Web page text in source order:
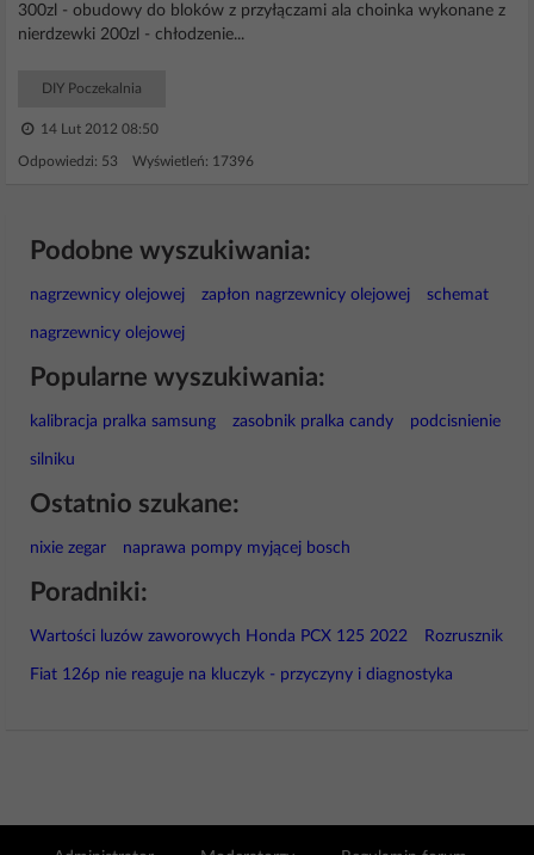
300zl - obudowy do bloków z przyłączami ala choinka wykonane z
nierdzewki 200zl - chłodzenie...
DIY Poczekalnia
14 Lut 2012 08:50
Odpowiedzi: 53 Wyświetleń: 17396
Podobne wyszukiwania:
nagrzewnicy olejowej zapłon nagrzewnicy olejowej schemat
nagrzewnicy olejowej
Popularne wyszukiwania:
kalibracja pralka samsung zasobnik pralka candy podcisnienie
silniku
Ostatnio szukane:
nixie zegar naprawa pompy myjącej bosch
Poradniki:
Wartości luzów zaworowych Honda PCX 125 2022 Rozrusznik
Fiat 126p nie reaguje na kluczyk - przyczyny i diagnostyka